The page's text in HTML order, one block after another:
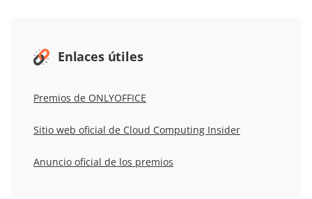
Enlaces útiles
Premios de ONLYOFFICE
Sitio web oficial de Cloud Computing Insider
Anuncio oficial de los premios